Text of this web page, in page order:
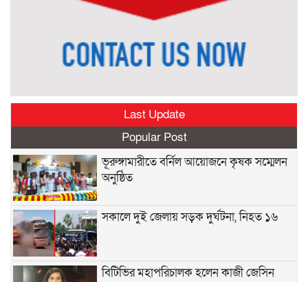
Last Update
Popular Post
ভূরুঙ্গামারীতে বর্নিল আয়োজনে কৃষক সম্মেলন
অনুষ্ঠিত
সকালে দুই জেলায় সড়ক দুর্ঘটনা, নিহত ১৬
বিটিভির মহাপরিচালক হলেন কাজী জেসিন